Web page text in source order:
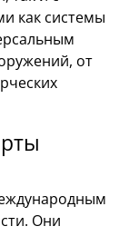
как системы
от
Они